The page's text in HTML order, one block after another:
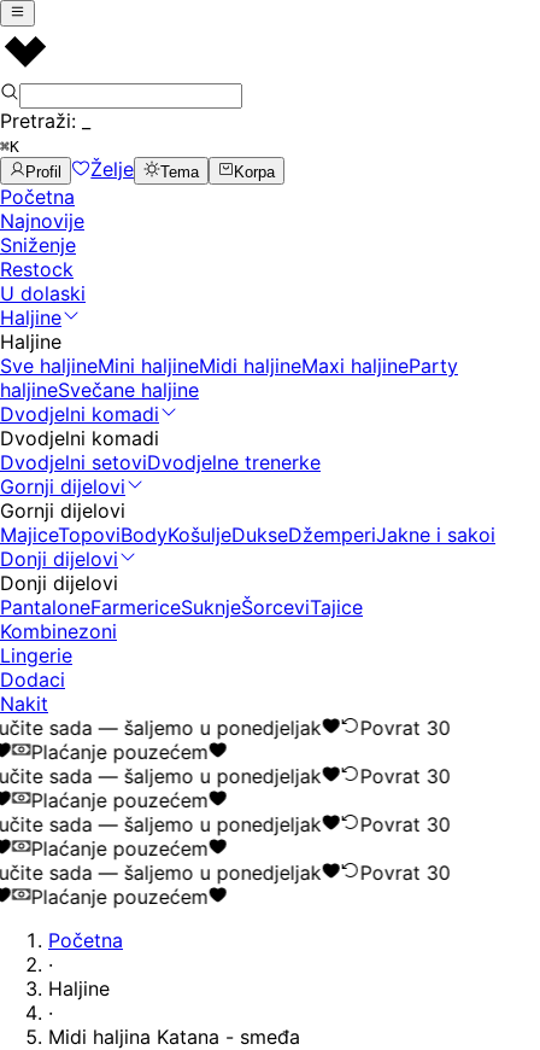
Pretraži:
⌘K
Profil
Želje Tema Korpa
Početna
Najnovije
Sniženje
Restock
U dolaski
Haljine
Haljine
Sve haljineMini haljineMidi haljineMaxi haljineParty
haljineSvečane haljine
Dvodjelni komadi
Dvodjelni komadi
Dvodjelni setoviDvodjelne trenerke
Gornji dijelovi
Gornji dijelovi
MajiceTopoviBodyKošuljeDukseDžemperiJakne i sakoi
Donji dijelovi
Donji dijelovi
PantaloneFarmericeSuknjeŠorceviTajice
Kombinezoni
Lingerie
Dodaci
Nakit
sada — šaljemo u ponedjeljak
Povrat 30
Plaćanje pouzećem
sada — šaljemo u ponedjeljak
Povrat 30
Plaćanje pouzećem
sada — šaljemo u ponedjeljak
Povrat 30
Plaćanje pouzećem
sada — šaljemo u ponedjeljak
Povrat 30
Plaćanje pouzećem
Početna
·
Haljine
·
Midi haljina Katana - smeđa